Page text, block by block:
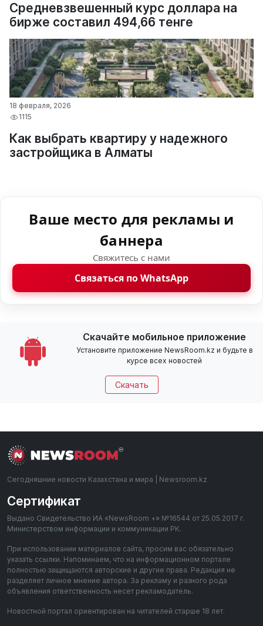
Средневзвешенный курс доллара на
бирже составил 494,66 тенге
18 февраля, 2026
1115
Как выбрать квартиру у надежного
застройщика в Алматы
Ваше место для рекламы и
баннера
Свяжитесь с нами
Связаться по WhatsApp
Скачайте мобильное приложение
Установите приложение NewsRoom.kz и будьте в
курсе всех новостей
Скачать
Сегодняшние новости Казахстана и мира | Newsroom.kz
Сертификат
Выдано Свидетельство ИА «NewsRoom +» №16544 от 25.05.2017 г.
Министерством информации и коммуникации РК.
При использовании материалов сайта, просим вас обязательно
указать ссылки. Напоминаем, что на информационном портале
полностью защищаются авторские и другие права. Редакция не
разделяет личное мнение автора. За рекламу и разного рода
объявления ответственность несет рекламодатель.
Новостной портал ориентирован на читателей старше 18 лет.